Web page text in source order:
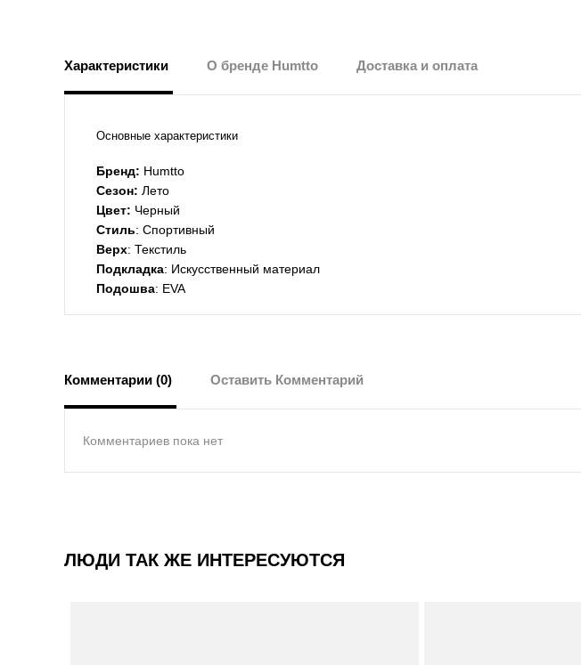
Характеристики О бренде Humtto Доставка и оплата
Основные характеристики
Бренд: Humtto
Сезон: Лето
Цвет: Черный
Стиль: Спортивный
Верх: Текстиль
Подкладка: Искусственный материал
Подошва: EVA
Комментарии (0) Оставить Комментарий
Комментариев пока нет
ЛЮДИ ТАК ЖЕ ИНТЕРЕСУЮТСЯ